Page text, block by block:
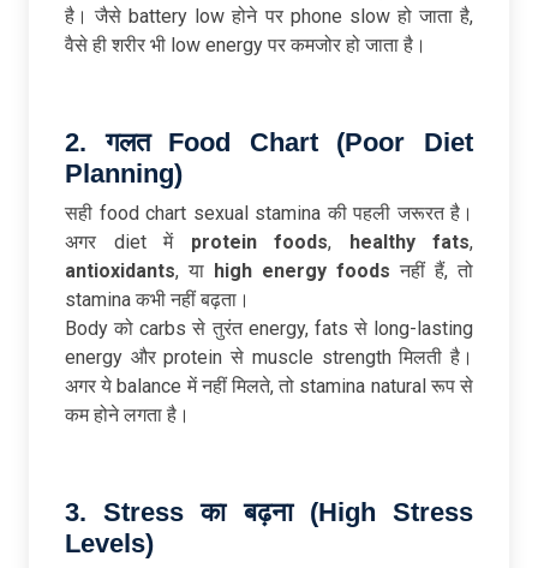
है। जैसे battery low होने पर phone slow हो जाता है,
वैसे ही शरीर भी low energy पर कमजोर हो जाता है।
2.गलत Food Chart (Poor Diet
Planning)
सही food chart sexual stamina की पहली जरूरत है।
अगर diet में protein foods, healthy fats,
antioxidants, या high energy foods नहीं हैं, तो
stamina कभी नहीं बढ़ता।
Body को carbs से तुरंत energy, fats से long-lasting
energy और protein से muscle strength मिलती है।
अगर ये balance में नहीं मिलते, तो stamina natural रूप से
कम होने लगता है।
3. Stressकाबढ़ना (High Stress
Levels)